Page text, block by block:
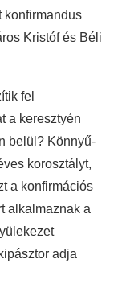
konfirmandus
Kristóf és Béli
fel
a keresztyén
belül? Könnyű-
korosztályt,
a konfirmációs
alkalmaznak a
adja